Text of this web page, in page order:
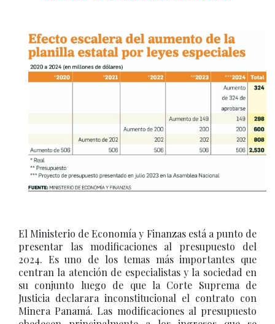
El Ministerio de Economía y Finanzas está a punto de
presentar las modificaciones al presupuesto del
2024. Es uno de los temas más importantes que
centran la atención de especialistas y la sociedad en
su conjunto luego de que la Corte Suprema de
Justicia declarara inconstitucional el contrato con
Minera Panamá. Las modificaciones al presupuesto